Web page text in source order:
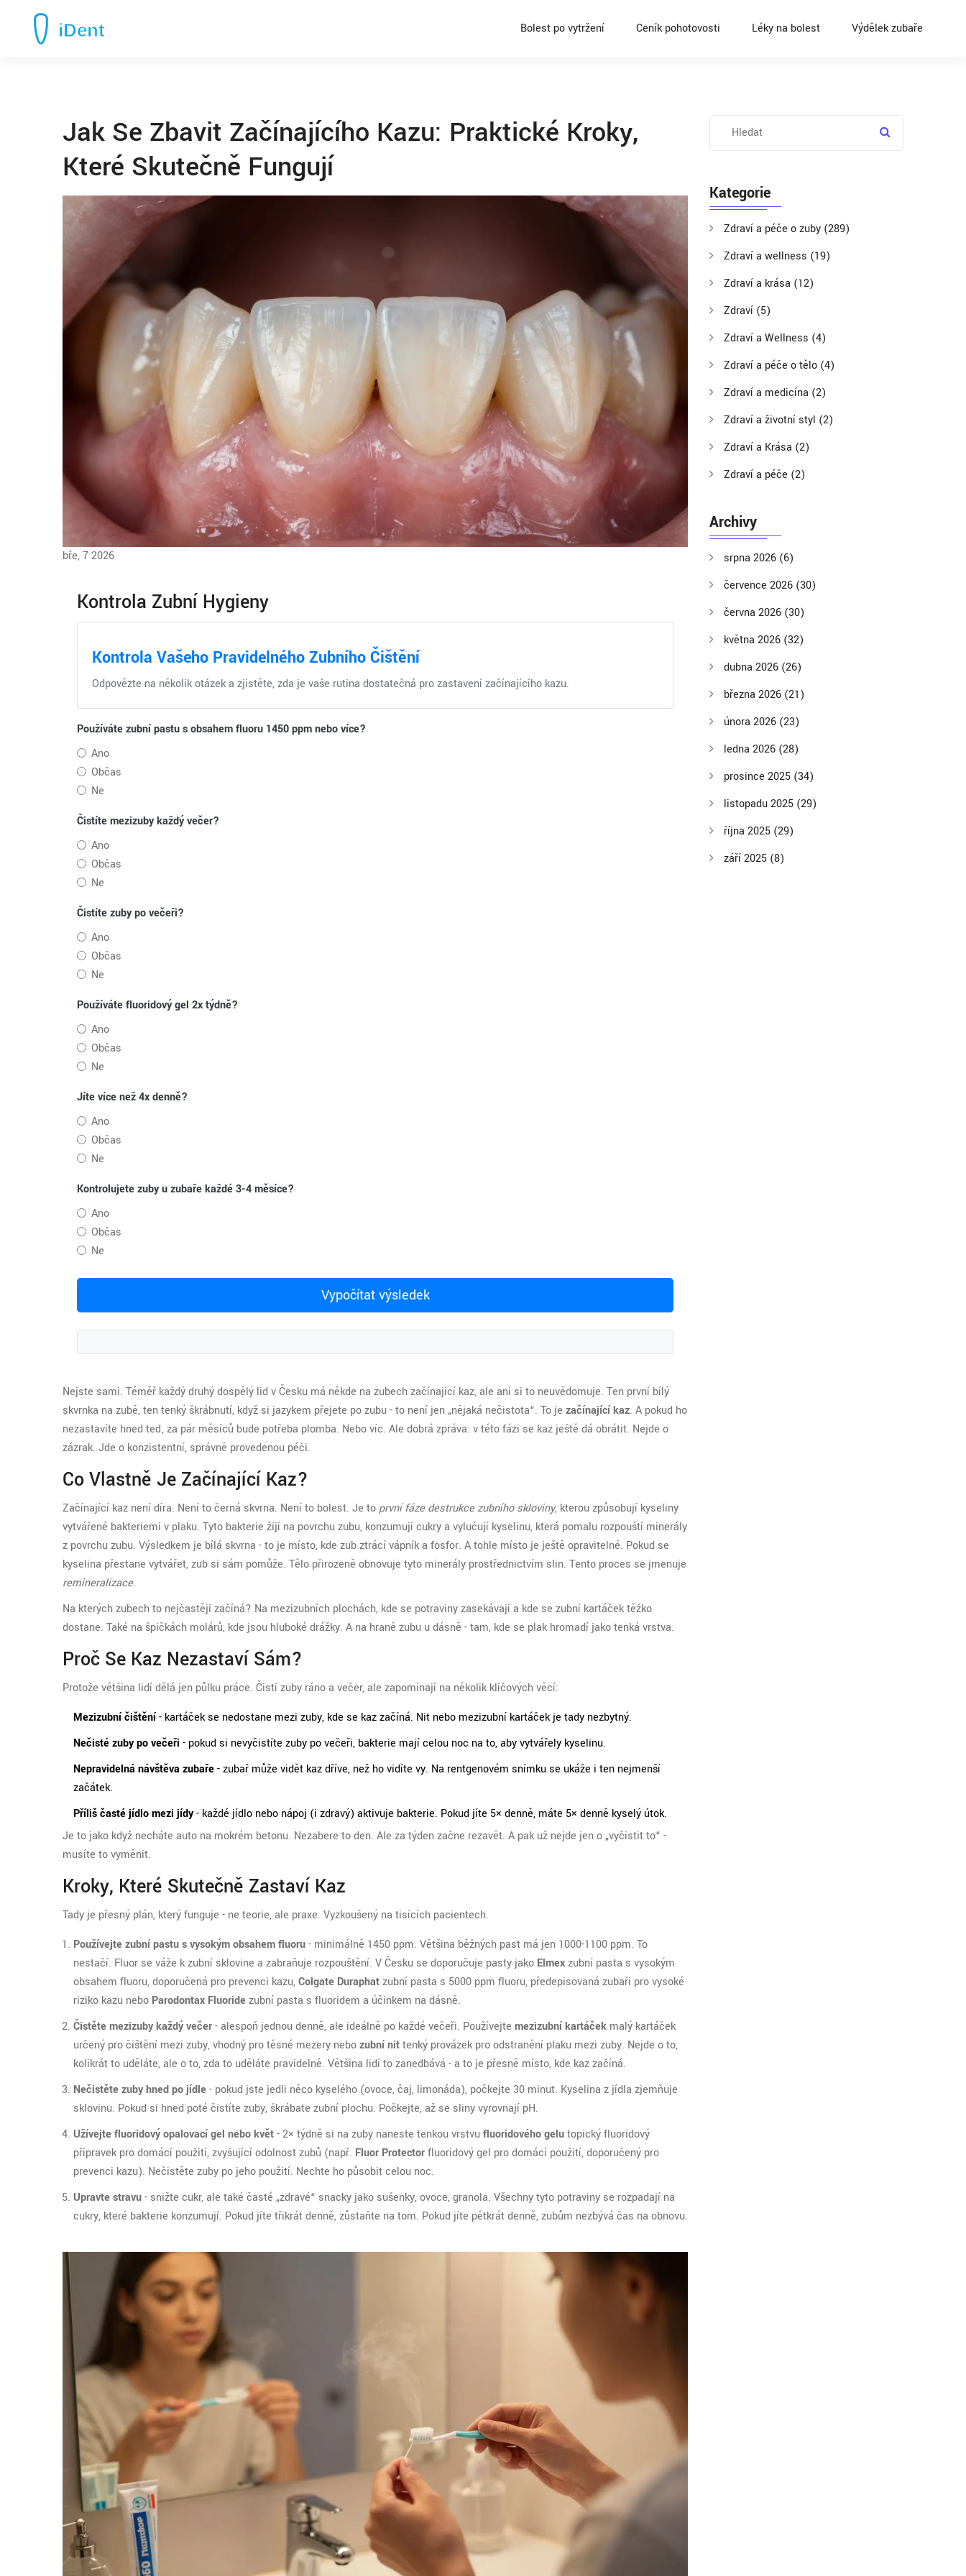
Bolest po vytržení Ceník pohotovosti Léky na bolest Výdělek zubaře
Jak Se Zbavit Začínajícího Kazu: Praktické Kroky,
Které Skutečně Fungují
bře, 7 2026
Kontrola Zubní Hygieny
Kontrola Vašeho Pravidelného Zubního Čištění
Odpovězte na několik otázek a zjistěte, zda je vaše rutina dostatečná pro zastavení začínajícího kazu.
Používáte zubní pastu s obsahem fluoru 1450 ppm nebo více?
Ano
Občas
Ne
Čistíte mezizuby každý večer?
Ano
Občas
Ne
Čistíte zuby po večeři?
Ano
Občas
Ne
Používáte fluoridový gel 2x týdně?
Ano
Občas
Ne
Jíte více než 4x denně?
Ano
Občas
Ne
Kontrolujete zuby u zubaře každé 3-4 měsíce?
Ano
Občas
Ne
Vypočítat výsledek
Nejste sami. Téměř každý druhý dospělý lid v Česku má někde na zubech začínající kaz, ale ani si to neuvědomuje. Ten první bílý
skvrnka na zubě, ten tenký škrábnutí, když si jazykem přejete po zubu - to není jen „nějaká nečistota“. To je začínající kaz. A pokud ho
nezastavíte hned teď, za pár měsíců bude potřeba plomba. Nebo víc. Ale dobrá zpráva: v této fázi se kaz ještě dá obrátit. Nejde o
zázrak. Jde o konzistentní, správně provedenou péči.
Co Vlastně Je Začínající Kaz?
Začínající kaz není díra. Není to černá skvrna. Není to bolest. Je toprvní fáze destrukce zubního skloviny, kterou způsobují kyseliny
vytvářené bakteriemi v plaku. Tyto bakterie žijí na povrchu zubu, konzumují cukry a vylučují kyselinu, která pomalu rozpouští minerály
z povrchu zubu. Výsledkem je bílá skvrna - to je místo, kde zub ztrácí vápník a fosfor. A tohle místo je ještě opravitelné. Pokud se
kyselina přestane vytvářet, zub si sám pomůže. Tělo přirozeně obnovuje tyto minerály prostřednictvím slin. Tento proces se jmenuje
remineralizace.
Na kterých zubech to nejčastěji začíná? Na mezizubních plochách, kde se potraviny zasekávají a kde se zubní kartáček těžko
dostane. Také na špičkách molárů, kde jsou hluboké drážky. A na hraně zubu u dásně - tam, kde se plak hromadí jako tenká vrstva.
Proč Se Kaz Nezastaví Sám?
Protože většina lidí dělá jen půlku práce. Čistí zuby ráno a večer, ale zapomínají na několik klíčových věcí:
Mezizubní čištění- kartáček se nedostane mezi zuby, kde se kaz začíná. Nit nebo mezizubní kartáček je tady nezbytný.
Nečisté zuby po večeři - pokud si nevyčistíte zuby po večeři, bakterie mají celou noc na to, aby vytvářely kyselinu.
Nepravidelná návštěva zubaře- zubař může vidět kaz dříve, než ho vidíte vy. Na rentgenovém snímku se ukáže i ten nejmenší
začátek.
Příliš časté jídlo mezi jídy- každé jídlo nebo nápoj (i zdravý) aktivuje bakterie. Pokud jíte 5× denně, máte 5× denně kyselý útok.
Je to jako když necháte auto na mokrém betonu. Nezabere to den. Ale za týden začne rezavět. A pak už nejde jen o „vyčistit to“ -
musíte to vyměnit.
Kroky, Které Skutečně Zastaví Kaz
Tady je přesný plán, který funguje - ne teorie, ale praxe. Vyzkoušený na tisících pacientech.
Používejte zubní pastu s vysokým obsahem fluoru- minimálně 1450 ppm. Většina běžných past má jen 1000-1100 ppm. To
nestačí. Fluor se váže k zubní sklovine a zabraňuje rozpouštění. V Česku se doporučuje pasty jako Elmexzubní pasta s vysokým
obsahem fluoru, doporučená pro prevenci kazu,Colgate Duraphatzubní pasta s 5000 ppm fluoru, předepisovaná zubaři pro vysoké
riziko kazu nebo Parodontax Fluoridezubní pasta s fluoridem a účinkem na dásně.
Čistěte mezizuby každý večer- alespoň jednou denně, ale ideálně po každé večeři. Používejte mezizubní kartáček malý kartáček
určený pro čištění mezi zuby, vhodný pro těsné mezery nebozubní nittenký provázek pro odstranění plaku mezi zuby. Nejde o to,
kolikrát to uděláte, ale o to, zda to uděláte pravidelně. Většina lidí to zanedbává - a to je přesně místo, kde kaz začíná.
Nečistěte zuby hned po jídle- pokud jste jedli něco kyselého (ovoce, čaj, limonáda), počkejte 30 minut. Kyselina z jídla zjemňuje
sklovinu. Pokud si hned poté čistíte zuby, škrábate zubní plochu. Počkejte, až se sliny vyrovnají pH.
Užívejte fluoridový opalovací gel nebo květ- 2× týdně si na zuby naneste tenkou vrstvufluoridového gelutopický fluoridový
přípravek pro domácí použití, zvyšující odolnost zubů (např. Fluor Protectorfluoridový gel pro domácí použití, doporučený pro
prevenci kazu). Nečistěte zuby po jeho použití. Nechte ho působit celou noc.
Upravte stravu- snižte cukr, ale také časté „zdravé“ snacky jako sušenky, ovoce, granola. Všechny tyto potraviny se rozpadají na
cukry, které bakterie konzumují. Pokud jíte třikrát denně, zůstaňte na tom. Pokud jíte pětkrát denně, zubům nezbývá čas na obnovu.
Kategorie
Zdraví a péče o zuby (289)
Zdraví a wellness (19)
Zdraví a krása (12)
Zdraví (5)
Zdraví a Wellness (4)
Zdraví a péče o tělo (4)
Zdraví a medicína (2)
Zdraví a životní styl (2)
Zdraví a Krása (2)
Zdraví a péče (2)
Archivy
srpna 2026 (6)
července 2026 (30)
června 2026 (30)
května 2026 (32)
dubna 2026 (26)
března 2026 (21)
února 2026 (23)
ledna 2026 (28)
prosince 2025 (34)
listopadu 2025 (29)
října 2025 (29)
září 2025 (8)